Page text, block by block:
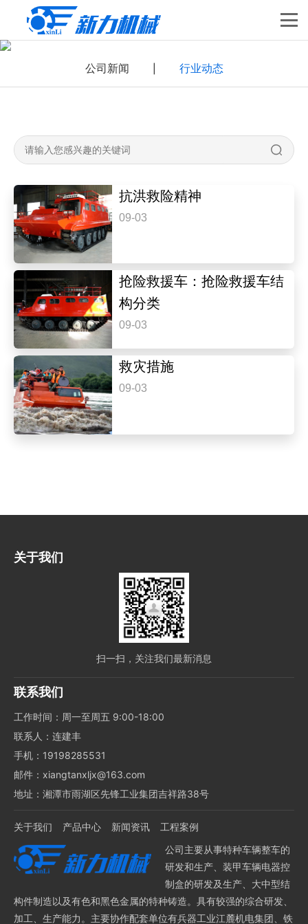
公司新闻 行业动态
抗洪救险精神
09-03
抢险救援车：抢险救援车结
构分类
09-03
救灾措施
09-03
关于我们
扫一扫，关注我们最新消息
联系我们
工作时间：周一至周五 9:00-18:00
联系人：连建丰
手机：19198285531
邮件：xiangtanxljx@163.com
地址：湘潭市雨湖区先锋工业集团吉祥路38号
关于我们 产品中心 新闻资讯
工程案例
公司主要从事特种车辆整车的
研发和生产、装甲车辆电器控
制盒的研发及生产、大中型结
构件制造以及有色和黑色金属的特种铸造。具有较强的综合研发、
加工、生产能力。主要协作配套单位有兵器工业江麓机电集团、铁